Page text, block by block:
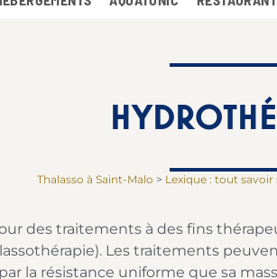
Thalasso à Saint-Malo > Lexique : tout savoir
des traitements à des fins
Les traitements
la résistance uniforme que sa